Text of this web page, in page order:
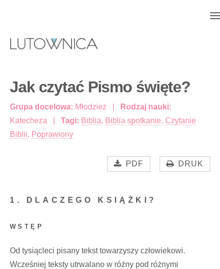
Jak czytać Pismo święte?
Grupa docelowa: Młodzież
Rodzaj nauki:
Katecheza
Tagi: Biblia, Biblia spotkanie, Czytanie
Biblii, Poprawiony
PDF DRUK
1. DLACZEGO KSIĄŻKI?
WSTĘP
Od tysiącleci pisany tekst towarzyszy człowiekowi.
Wcześniej teksty utrwalano w różny pod różnymi